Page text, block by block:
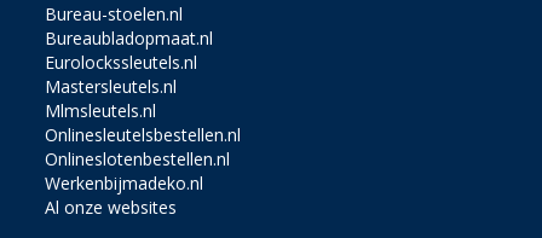
Bureau-stoelen.nl
Bureaubladopmaat.nl
Eurolockssleutels.nl
Mastersleutels.nl
Mlmsleutels.nl
Onlinesleutelsbestellen.nl
Onlineslotenbestellen.nl
Werkenbijmadeko.nl
Al onze websites